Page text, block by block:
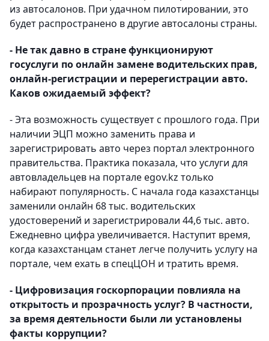
из автосалонов. При удачном пилотировании, это
будет распространено в другие автосалоны страны.
- Не так давно в стране функционируют
госуслуги по онлайн замене водительских прав,
онлайн-регистрации и перерегистрации авто.
Каков ожидаемый эффект?
- Эта возможность существует с прошлого года. При
наличии ЭЦП можно заменить права и
зарегистрировать авто через портал электронного
правительства. Практика показала, что услуги для
автовладельцев на портале egov.kz только
набирают популярность. С начала года казахстанцы
заменили онлайн 68 тыс. водительских
удостоверений и зарегистрировали 44,6 тыс. авто.
Ежедневно цифра увеличивается. Наступит время,
когда казахстанцам станет легче получить услугу на
портале, чем ехать в спецЦОН и тратить время.
- Цифровизация госкорпорации повлияла на
открытость и прозрачность услуг? В частности,
за время деятельности были ли установлены
факты коррупции?